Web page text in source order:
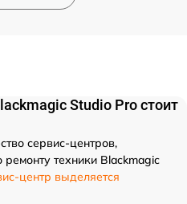
Studio Pro стоит
сервис-центров,
техники Blackmagic
центр выделяется